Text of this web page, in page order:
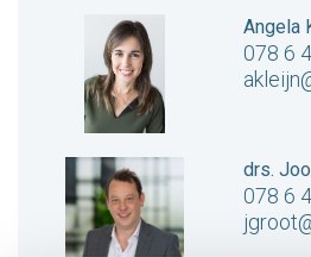
Angela
078 6
drs.
078 6